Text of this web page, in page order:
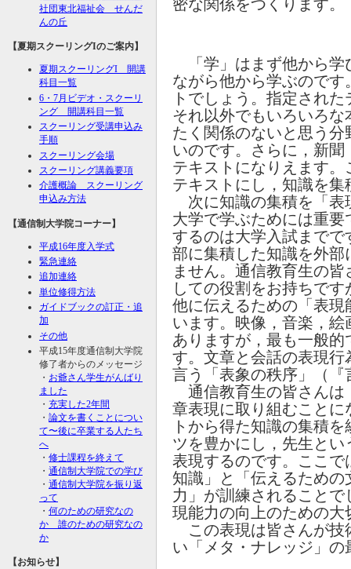
社団東北福祉会 せんだ
んの丘
【夏期スクーリングIのご案内】
夏期スクーリングI 開講
科目一覧
6・7月ビデオ・スクーリ
ング 開講科目一覧
スクーリング受講申込み
手順
スクーリング会場
スクーリング講義要項
介護概論 スクーリング
申込み方法
【通信制大学院コーナー】
平成16年度入学式
緊急連絡
追加連絡
単位修得方法
ガイドブックの訂正・追
加
その他
平成15年度通信制大学院
修了者からのメッセージ
・ お爺さん学生がんばり
ました
・ 充実した2年間
・ 論文を書くことについ
て〜後に卒業する人たち
へ
・ 修士課程を終えて
・ 通信制大学院での学び
・ 通信制大学院を振り返
って
・ 何のための研究なの
か 誰のための研究なの
か
【お知らせ】
密な関係をつくります。
「学」はまず他から学
ながら他から学ぶので
トでしょう。指定され
それ以外でもいろいろ
たく関係のないと思う
いのです。さらに，新
テキストになりえます
テキストにし，知識を集
次に知識の集積を「表
大学で学ぶためには重
するのは大学入試まで
部に集積した知識を外
ません。通信教育生の
しての役割をお持ちで
他に伝えるための「表
います。映像，音楽，
ありますが，最も一般
す。文章と会話の表現
言う「表象の秩序」（
通信教育生の皆さんは
章表現に取り組むこと
トから得た知識の集積
ツを豊かにし，先生と
表現するのです。ここ
知識」と「伝えるため
力」が訓練されること
現能力の向上のための大
この表現は皆さんが技
い「メタ・ナレッジ」の